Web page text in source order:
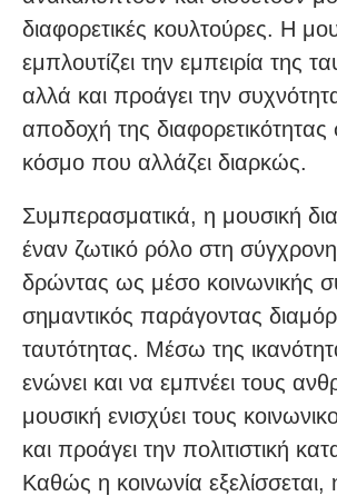
διαφορετικές κουλτούρες. Η
εμπλουτίζει την εμπειρία της
αλλά και προάγει την
αποδοχή της διαφορετικότητας
κόσμο που αλλάζει διαρκώς.
Συμπερασματικά, η μουσική
έναν ζωτικό ρόλο στη
δρώντας ως μέσο κοινωνικής
σημαντικός παράγοντας
ταυτότητας. Μέσω της
ενώνει και να εμπνέει τους
μουσική ενισχύει τους
και προάγει την πολιτιστική
Καθώς η κοινωνία εξελίσσεται,